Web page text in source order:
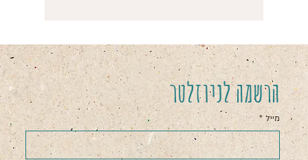
הרשמה לניוזלטר
מייל *